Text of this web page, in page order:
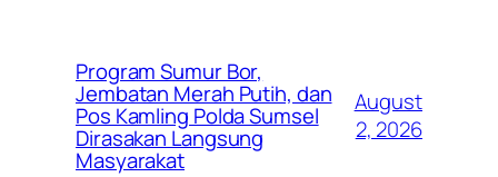
Program Sumur Bor,
Jembatan Merah Putih, dan
Pos Kamling Polda Sumsel
Dirasakan Langsung
Masyarakat
August
2, 2026